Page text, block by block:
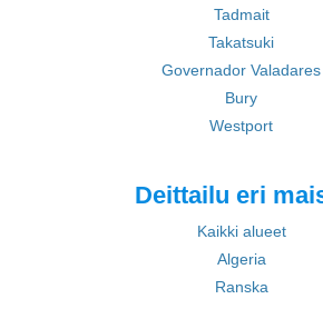
Tadmait
Takatsuki
Governador Valadares
Bury
Westport
Deittailu eri
Kaikki alueet
Algeria
Ranska